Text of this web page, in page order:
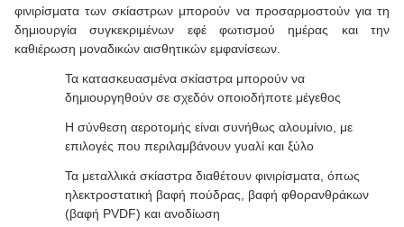
φινιρίσματα των σκίαστρων μπορούν να προσαρμοστούν για τη
δημιουργία συγκεκριμένων εφέ φωτισμού ημέρας και την
καθιέρωση μοναδικών αισθητικών εμφανίσεων.
Τα κατασκευασμένα σκίαστρα μπορούν να
δημιουργηθούν σε σχεδόν οποιοδήποτε μέγεθος
Η σύνθεση αεροτομής είναι συνήθως αλουμίνιο, με
επιλογές που περιλαμβάνουν γυαλί και ξύλο
Τα μεταλλικά σκίαστρα διαθέτουν φινιρίσματα, όπως
ηλεκτροστατική βαφή πούδρας, βαφή φθορανθράκων
(βαφή PVDF) και ανοδίωση